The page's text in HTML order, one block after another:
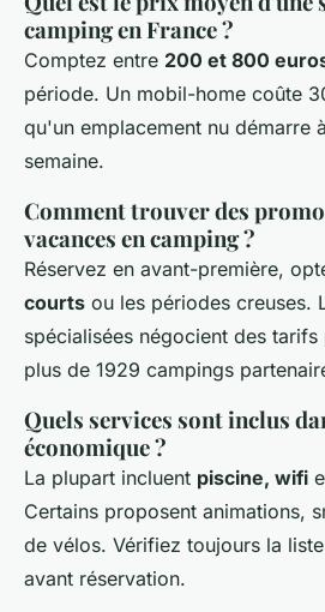
camping en France ?
Comptez entre 200 et 800
période. Un mobil-home coûte
qu'un emplacement nu démarre
semaine.
Comment trouver des
vacances en camping ?
Réservez en avant-première,
courts ou les périodes creuses.
spécialisées négocient des
plus de 1929 campings
Quels services sont inclus
économique ?
La plupart incluent piscine, wifi
Certains proposent animations,
de vélos. Vérifiez toujours la
avant réservation.